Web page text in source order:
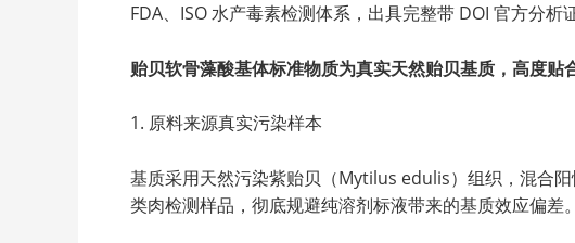
FDA、ISO 水产毒素检测体系，出具完整带 DOI 官方分
贻贝软骨藻酸基体标准物质为真实天然贻贝基质，高度贴
1. 原料来源真实污染样本
基质采用天然污染紫贻贝（Mytilus edulis）组织，混合
类肉检测样品，彻底规避纯溶剂标液带来的基质效应偏差。